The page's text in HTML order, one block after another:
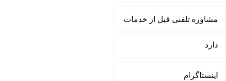
مشاوره تلفنی قبل از خدمات
دارد
اینستاگرام